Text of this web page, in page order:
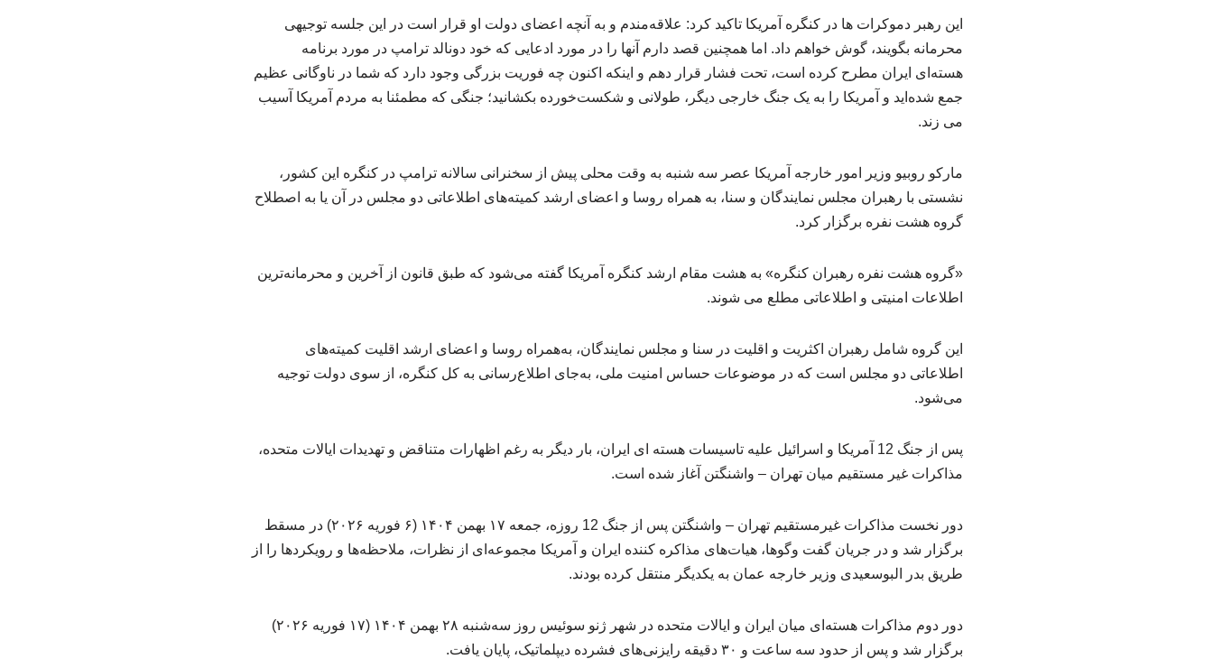
این رهبر دموکرات ها در کنگره آمریکا تاکید کرد: علاقه‌مندم و به آنچه اعضای دولت او قرار است در این جلسه توجیهی
محرمانه بگویند، گوش خواهم داد. اما همچنین قصد دارم آنها را در مورد ادعایی که خود دونالد ترامپ در مورد برنامه
هسته‌ای ایران مطرح کرده است، تحت فشار قرار دهم و اینکه اکنون چه فوریت بزرگی وجود دارد که شما در ناوگانی عظیم
جمع شده‌اید و آمریکا را به یک جنگ خارجی دیگر، طولانی و شکست‌خورده بکشانید؛ جنگی که مطمئنا به مردم آمریکا آسیب
می زند.
مارکو روبیو وزیر امور خارجه آمریکا عصر سه شنبه به وقت محلی پیش از سخنرانی سالانه ترامپ در کنگره این کشور،
نشستی با رهبران مجلس نمایندگان و سنا، به همراه روسا و اعضای ارشد کمیته‌های اطلاعاتی دو مجلس در آن یا به اصطلاح
گروه هشت نفره برگزار کرد.
«گروه هشت ‌نفره رهبران کنگره» به هشت مقام ارشد کنگره آمریکا گفته می‌شود که طبق قانون از آخرین و محرمانه‌ترین
اطلاعات امنیتی و اطلاعاتی مطلع می شوند.
این گروه شامل رهبران اکثریت و اقلیت در سنا و مجلس نمایندگان، به‌همراه روسا و اعضای ارشد اقلیت کمیته‌های
اطلاعاتی دو مجلس است که در موضوعات حساس امنیت ملی، به‌جای اطلاع‌رسانی به کل کنگره، از سوی دولت توجیه
می‌شود.
پس از جنگ 12 آمریکا و اسرائیل علیه تاسیسات هسته ای ایران، بار دیگر به رغم اظهارات متناقض و تهدیدات ایالات متحده،
مذاکرات غیر مستقیم میان تهران – واشنگتن آغاز شده است.
دور نخست مذاکرات غیرمستقیم تهران – واشنگتن پس از جنگ 12 روزه، جمعه ۱۷ بهمن ۱۴۰۴ (۶ فوریه ۲۰۲۶) در مسقط
برگزار شد و در جریان گفت‌ وگوها، هیات‌های مذاکره کننده ایران و آمریکا مجموعه‌ای از نظرات، ملاحظه‌ها و رویکردها را از
طریق بدر البوسعیدی وزیر خارجه عمان به یکدیگر منتقل کرده بودند.
دور دوم مذاکرات هسته‌ای میان ایران و ایالات متحده در شهر ژنو سوئیس روز سه‌شنبه ۲۸ بهمن ۱۴۰۴ (۱۷ فوریه ۲۰۲۶)
برگزار شد و پس از حدود سه ساعت و ۳۰ دقیقه رایزنی‌های فشرده دیپلماتیک، پایان یافت.